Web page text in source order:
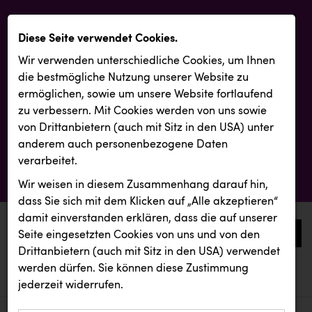
0
aktuelle aussendungen
aktuelle aussendungen
Diese Seite verwendet Cookies.
Wir verwenden unterschiedliche Cookies, um Ihnen
die best­mögliche Nutzung unserer Website zu
ermöglichen, sowie um unsere Website fortlaufend
zu verbessern. Mit Cookies werden von uns sowie
von Drittanbietern (auch mit Sitz in den USA) unter
anderem auch personenbezogene Daten
verarbeitet.
Wir weisen in diesem Zusammenhang darauf hin,
dass Sie sich mit dem Klicken auf „Alle akzeptieren“
damit ein­ver­standen erklären, dass die auf unserer
Seite eingesetzten Cookies von uns und von den
Drittanbietern (auch mit Sitz in den USA) verwendet
werden dürfen. Sie können diese Zustimmung
jederzeit widerrufen.